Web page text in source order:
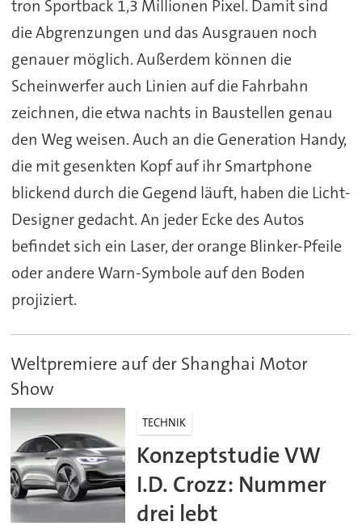
tron Sportback 1,3 Millionen Pixel. Damit sind
die Abgrenzungen und das Ausgrauen noch
genauer möglich. Außerdem können die
Scheinwerfer auch Linien auf die Fahrbahn
zeichnen, die etwa nachts in Baustellen genau
den Weg weisen. Auch an die Generation Handy,
die mit gesenkten Kopf auf ihr Smartphone
blickend durch die Gegend läuft, haben die Licht-
Designer gedacht. An jeder Ecke des Autos
befindet sich ein Laser, der orange Blinker-Pfeile
oder andere Warn-Symbole auf den Boden
projiziert.
Weltpremiere auf der Shanghai Motor
Show
TECHNIK
Konzeptstudie VW
I.D. Crozz: Nummer
drei lebt